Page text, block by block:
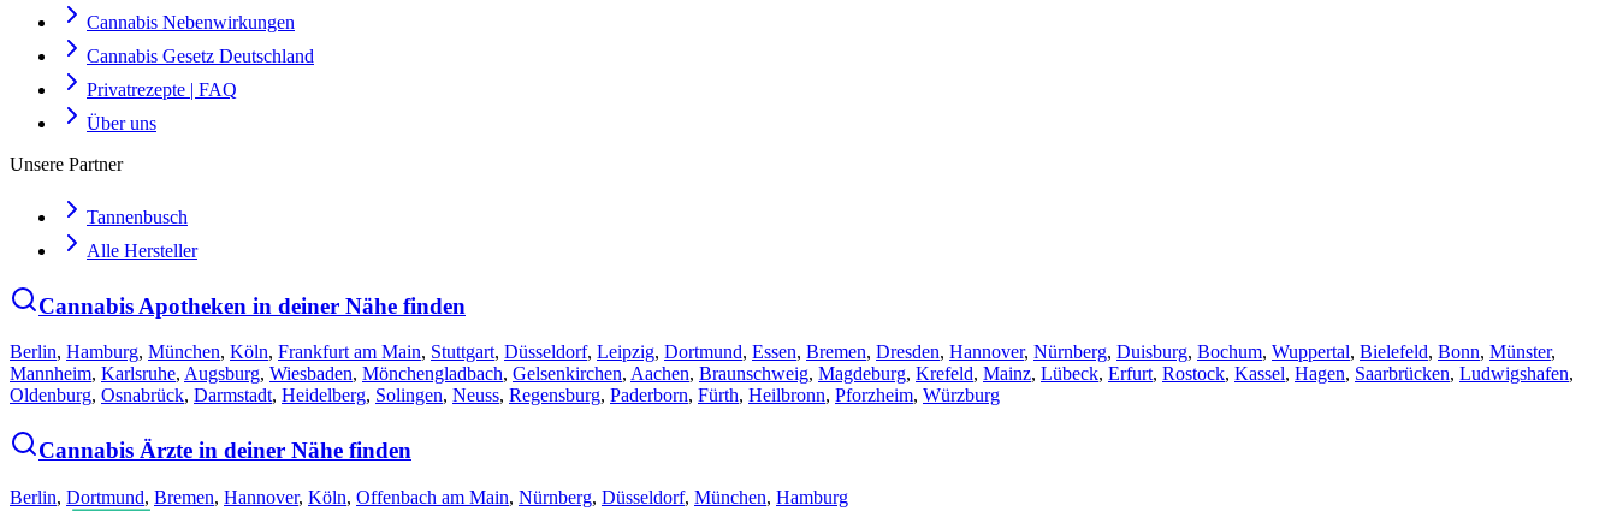
Cannabis Nebenwirkungen
Cannabis Gesetz Deutschland
Privatrezepte | FAQ
Über uns
Unsere Partner
Tannenbusch
Alle Hersteller
Cannabis Apotheken in deiner Nähe finden
Berlin, Hamburg, München, Köln, Frankfurt am Main, Stuttgart, Düsseldorf, Leipzig, Dortmund, Essen, Bremen, Dresden, Hannover, Nürnberg, Duisburg, Bochum, Wuppertal, Bielefeld, Bonn, Münster,
Mannheim, Karlsruhe, Augsburg, Wiesbaden, Mönchengladbach, Gelsenkirchen, Aachen, Braunschweig, Magdeburg, Krefeld, Mainz, Lübeck, Erfurt, Rostock, Kassel, Hagen, Saarbrücken, Ludwigshafen,
Oldenburg, Osnabrück, Darmstadt, Heidelberg, Solingen, Neuss, Regensburg, Paderborn, Fürth, Heilbronn, Pforzheim, Würzburg
Cannabis Ärzte in deiner Nähe finden
Berlin, Dortmund, Bremen, Hannover, Köln, Offenbach am Main, Nürnberg, Düsseldorf, München, Hamburg